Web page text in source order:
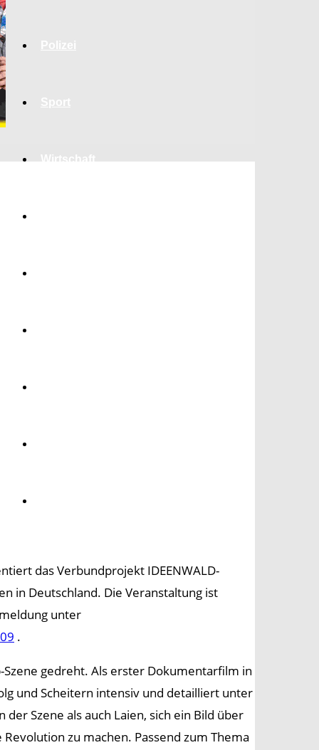
Wirtschaft
das Verbundprojekt IDEENWALD-
in Deutschland. Die Veranstaltung ist
unter
.
gedreht. Als erster Dokumentarfilm in
und Scheitern intensiv und detailliert unter
Szene als auch Laien, sich ein Bild über
zu machen. Passend zum Thema